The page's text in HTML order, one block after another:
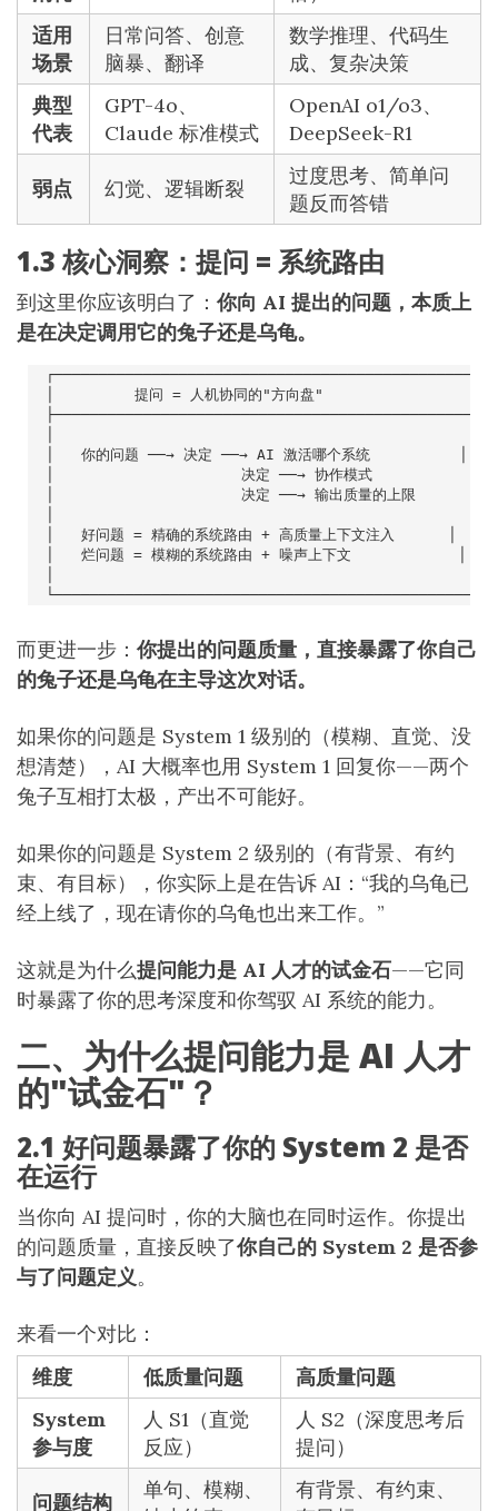
适用
场景
日常问答、创意
脑暴、翻译
数学推理、代码生
成、复杂决策
典型
代表
GPT-4o、
Claude 标准模式
OpenAI o1/o3、
DeepSeek-R1
弱点 幻觉、逻辑断裂
过度思考、简单问
题反而答错
1.3 核心洞察：提问 = 系统路由
到这里你应该明白了： 你向 AI 提出的问题，本质上
是在决定调用它的兔子还是乌龟。
而更进一步： 你提出的问题质量，直接暴露了你自己
的兔子还是乌龟在主导这次对话。
如果你的问题是 System 1 级别的（模糊、直觉、没
想清楚），AI 大概率也用 System 1 回复你——两个
兔子互相打太极，产出不可能好。
如果你的问题是 System 2 级别的（有背景、有约
束、有目标），你实际上是在告诉 AI：“我的乌龟已
经上线了，现在请你的乌龟也出来工作。”
这就是为什么提问能力是 AI 人才的试金石——它同
时暴露了你的思考深度和你驾驭 AI 系统的能力。
二、为什么提问能力是 AI 人才
的"试金石"？
2.1 好问题暴露了你的 System 2 是否
在运行
当你向 AI 提问时，你的大脑也在同时运作。你提出
的问题质量，直接反映了你自己的 System 2 是否参
与了问题定义。
来看一个对比：
维度
低质量问题
高质量问题
System
参与度
人 S1（直觉
反应）
人 S2（深度思考后
提问）
问题结构
单句、模糊、
有背景、有约束、